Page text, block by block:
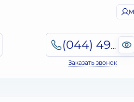
(044) 495-2-888
Заказать звонок